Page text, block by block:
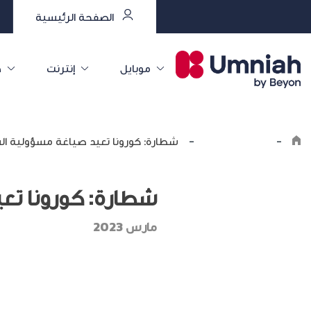
الصفحة الرئيسية
موبايل إنترنت
-
- شطارة: كورونا تعيد صياغة مسؤولية
شطارة: كورونا
مارس 2023